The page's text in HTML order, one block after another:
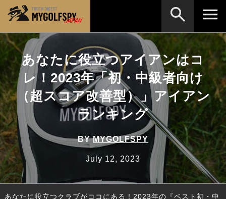
あなたに役立つアイアンはコ
レ！2023年「初・中級者向け
（超スコア改善型）」アイアン
ランキング
BYMYGOLFSPY
July 12, 2023
あなたに役立つクラブがココにある！2023年の『ベスト初・中
MOST WANTED テストランキング
NEW RELEASES 新製品情報
HOW TO ゴルフ上達・実践テクニック
LAB テスト・データ検証
Golf News ゴルフニュース
REVIEWS 製品レビュー
DRIVERS ドライバー
※メーカー名やクラブ名など、検索したい事柄を入
力してください。
検索